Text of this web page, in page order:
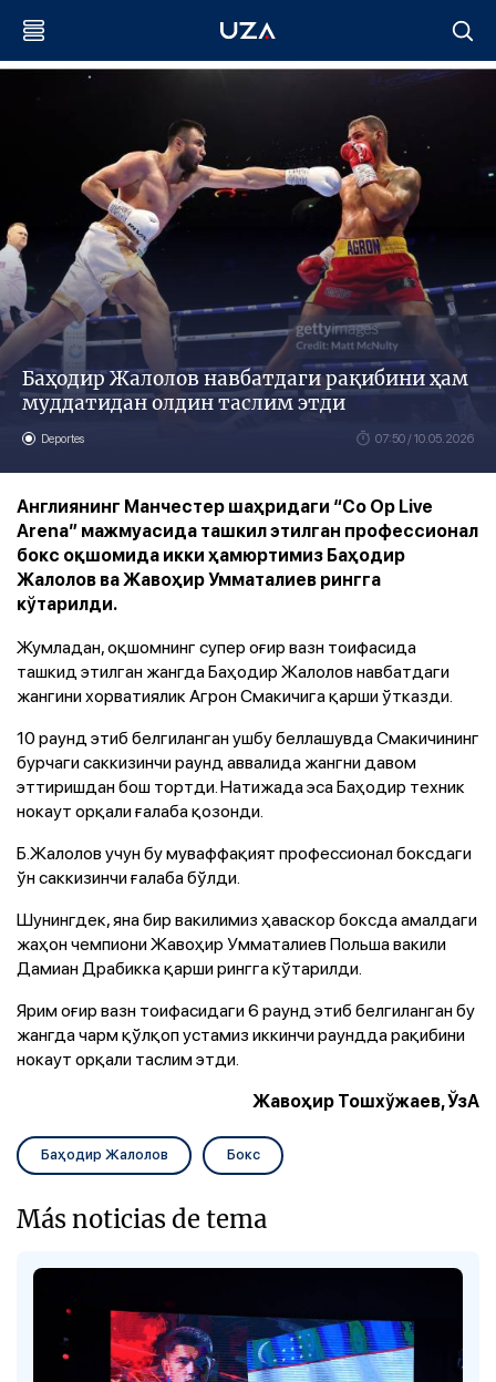
Баҳодир Жалолов навбатдаги рақибини ҳам
муддатидан олдин таслим этди
Deportes 07:50 / 10.05.2026
Англиянинг Манчестер шаҳридаги “Co Op Live
Arena” мажмуасида ташкил этилган профессионал
бокс оқшомида икки ҳамюртимиз Баҳодир
Жалолов ва Жавоҳир Умматалиев рингга
кўтарилди.
Жумладан, оқшомнинг супер оғир вазн тоифасида
ташкид этилган жангда Баҳодир Жалолов навбатдаги
жангини хорватиялик Агрон Смакичига қарши ўтказди.
10 раунд этиб белгиланган ушбу беллашувда Смакичининг
бурчаги саккизинчи раунд аввалида жангни давом
эттиришдан бош тортди. Натижада эса Баҳодир техник
нокаут орқали ғалаба қозонди.
Б.Жалолов учун бу муваффақият профессионал боксдаги
ўн саккизинчи ғалаба бўлди.
Шунингдек, яна бир вакилимиз ҳаваскор боксда амалдаги
жаҳон чемпиони Жавоҳир Умматалиев Польша вакили
Дамиан Драбикка қарши рингга кўтарилди.
Ярим оғир вазн тоифасидаги 6 раунд этиб белгиланган бу
жангда чарм қўлқоп устамиз иккинчи раундда рақибини
нокаут орқали таслим этди.
Жавоҳир Тошхўжаев, ЎзА
Баҳодир Жалолов Бокс
Más noticias de tema